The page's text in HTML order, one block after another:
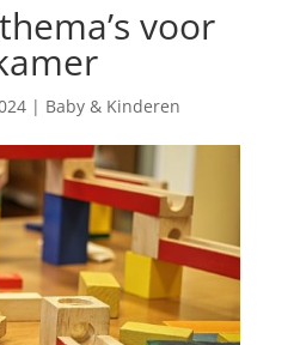
voor
| Baby & Kinderen